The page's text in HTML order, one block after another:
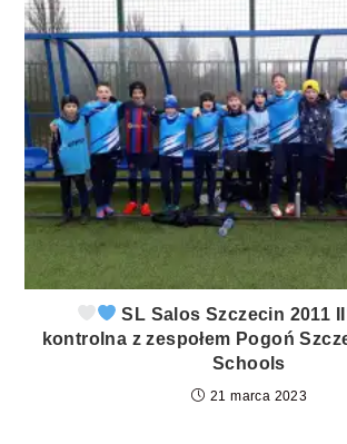
SL Salos Szczecin 2011 II
kontrolna z zespołem Pogoń
Schools
21 marca 2023